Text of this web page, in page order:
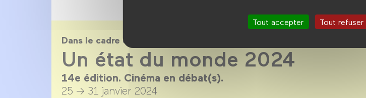
Tout accepter Tout refuser
Dans le cadre de
Un état du monde 2024
14e édition. Cinéma en débat(s).
25 → 31 janvier 2024